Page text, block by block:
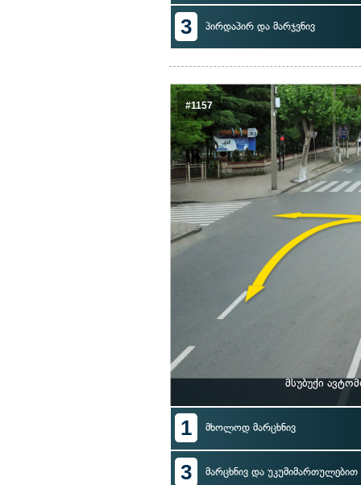
3 პირდაპირ და მარჯვნივ
#1157
მსუბუქი
1 მხოლოდ მარცხნივ
3 მარცხნივ და უკუმიმართულებით